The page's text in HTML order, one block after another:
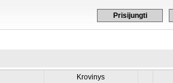
Prisijungti
Krovinys